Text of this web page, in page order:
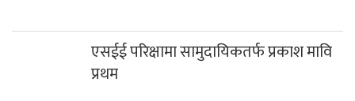
एसईई परिक्षामा सामुदायिकतर्फ प्रकाश मावि
प्रथम